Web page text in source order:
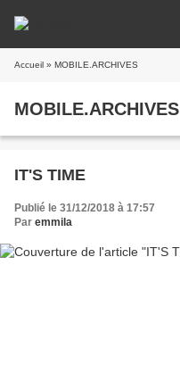
Accueil » MOBILE.ARCHIVES
MOBILE.ARCHIVES
IT'S TIME
Publié le 31/12/2018 à 17:57
Par emmila